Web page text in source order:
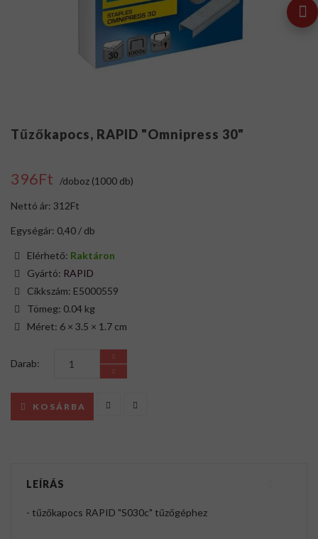
Tűzőkapocs, RAPID "Omnipress 30"
396Ft /doboz (1000 db)
Nettó ár: 312Ft
Egységár: 0,40 / db
Elérhető: Raktáron
Gyártó: RAPID
Cikkszám: E5000559
Tömeg: 0.04 kg
Méret: 6 × 3.5 × 1.7 cm
Darab:
KOSÁRBA
LEÍRÁS
- tűzőkapocs RAPID "S030c" tűzőgéphez